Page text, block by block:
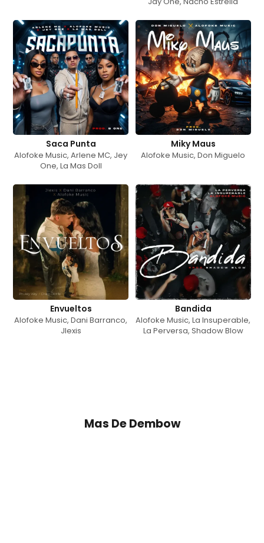
Saca Punta
Alofoke Music,Arlene MC, Jey
One, La Mas Doll
Miky Maus
Alofoke Music,Don Miguelo
Envueltos
Alofoke Music,Dani Barranco,
Jlexis
Bandida
Alofoke Music,La Insuperable,
La Perversa, Shadow Blow
Mas DeDembow